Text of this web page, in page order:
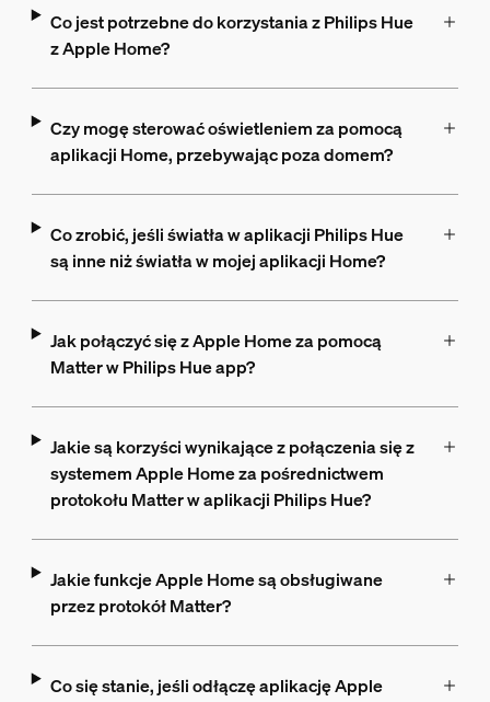
Co jest potrzebne do korzystania z Philips Hue
z Apple Home?
Czy mogę sterować oświetleniem za pomocą
aplikacji Home, przebywając poza domem?
Co zrobić, jeśli światła w aplikacji Philips Hue
są inne niż światła w mojej aplikacji Home?
Jak połączyć się z Apple Home za pomocą
Matter w Philips Hue app?
Jakie są korzyści wynikające z połączenia się z
systemem Apple Home za pośrednictwem
protokołu Matter w aplikacji Philips Hue?
Jakie funkcje Apple Home są obsługiwane
przez protokół Matter?
Co się stanie, jeśli odłączę aplikację Apple